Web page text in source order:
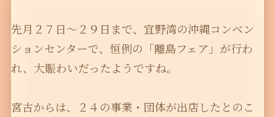
先月２７日〜２９日まで、宜野湾の沖縄コンベン
ションセンターで、恒例の「離島フェア」が行わ
れ、大賑わいだったようですね。
宮古からは、２４の事業・団体が出店したとのこ